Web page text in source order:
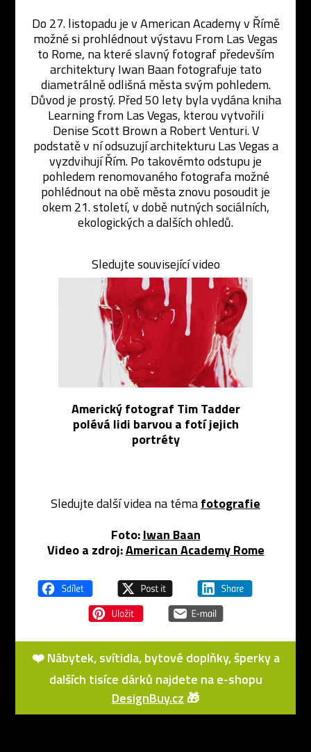
Do 27. listopadu je v American Academy v Římě
možné si prohlédnout výstavu From Las Vegas
to Rome, na které slavný fotograf především
architektury Iwan Baan fotografuje tato
diametrálně odlišná města svým pohledem.
Důvod je prostý. Před 50 lety byla vydána kniha
Learning from Las Vegas, kterou vytvořili
Denise Scott Brown a Robert Venturi. V
podstatě v ní odsuzují architekturu Las Vegas a
vyzdvihují Řím. Po takovémto odstupu je
pohledem renomovaného fotografa možné
pohlédnout na obě města znovu posoudit je
okem 21. století, v době nutných sociálních,
ekologických a dalších ohledů.
Sledujte související video
Americký fotograf Tim Tadder
polévá lidi barvou a fotí jejich
portréty
Sledujte další videa na témafotografie
Foto: Iwan Baan
Video a zdroj:American Academy Rome
❤️ Nábytek, svítidla, bytové doplňky, šperky a
dalších tisíce dárků najdete na e-shopu
DesignBuy.cz 🎁